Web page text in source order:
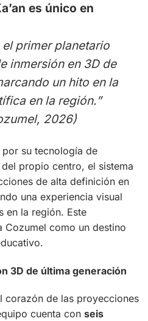
es único en
el primer planetario
inmersión en 3D de
un hito en la
en la región.”
2026)
su tecnología de
propio centro, el sistema
de alta definición en
una experiencia visual
en la región. Este
Cozumel como un destino
3D de última generación
corazón de las proyecciones
cuenta con seis